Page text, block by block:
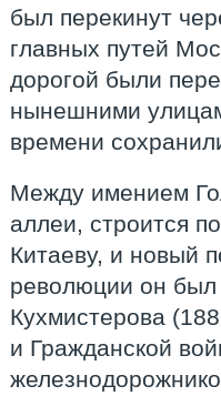
был перекинут
главных путей
дорогой были
нынешними
времени
Между имением
аллеи, строится
Китаеву, и новый
революции он был
Кухмистерова
и Гражданской